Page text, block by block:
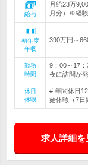
給与
月給23万
月分）※経
初年度
年収
390万円～
勤務
時間
9：00～17
夜に訪問が
休日
休暇
# 年間休日
始休暇（7日
求人詳細を